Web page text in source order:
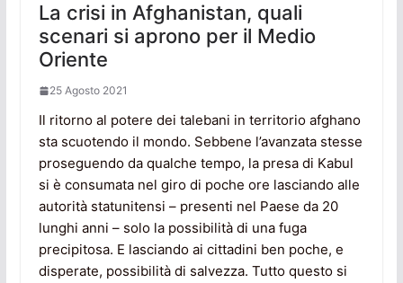
La crisi in Afghanistan, quali
scenari si aprono per il Medio
Oriente
25 Agosto 2021
Il ritorno al potere dei talebani in territorio afghano
sta scuotendo il mondo. Sebbene l’avanzata stesse
proseguendo da qualche tempo, la presa di Kabul
si è consumata nel giro di poche ore lasciando alle
autorità statunitensi – presenti nel Paese da 20
lunghi anni – solo la possibilità di una fuga
precipitosa. E lasciando ai cittadini ben poche, e
disperate, possibilità di salvezza. Tutto questo si